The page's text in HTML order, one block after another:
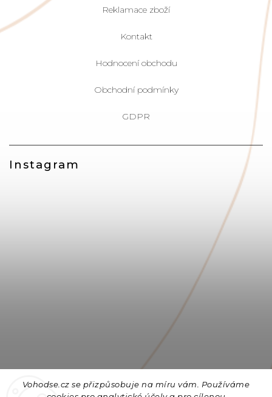
Vohodse.cz se přizpůsobuje na míru vám. Používáme
Instagram
Reklamace zboží
Kontakt
Hodnocení obchodu
Obchodní podmínky
GDPR